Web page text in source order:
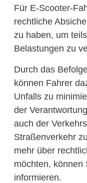
Für E-Scooter-
rechtliche
zu haben, um
Belastungen zu
Durch das
können Fahrer
Unfalls zu
der
auch der
Straßenverkehr
mehr über
möchten, können
informieren.